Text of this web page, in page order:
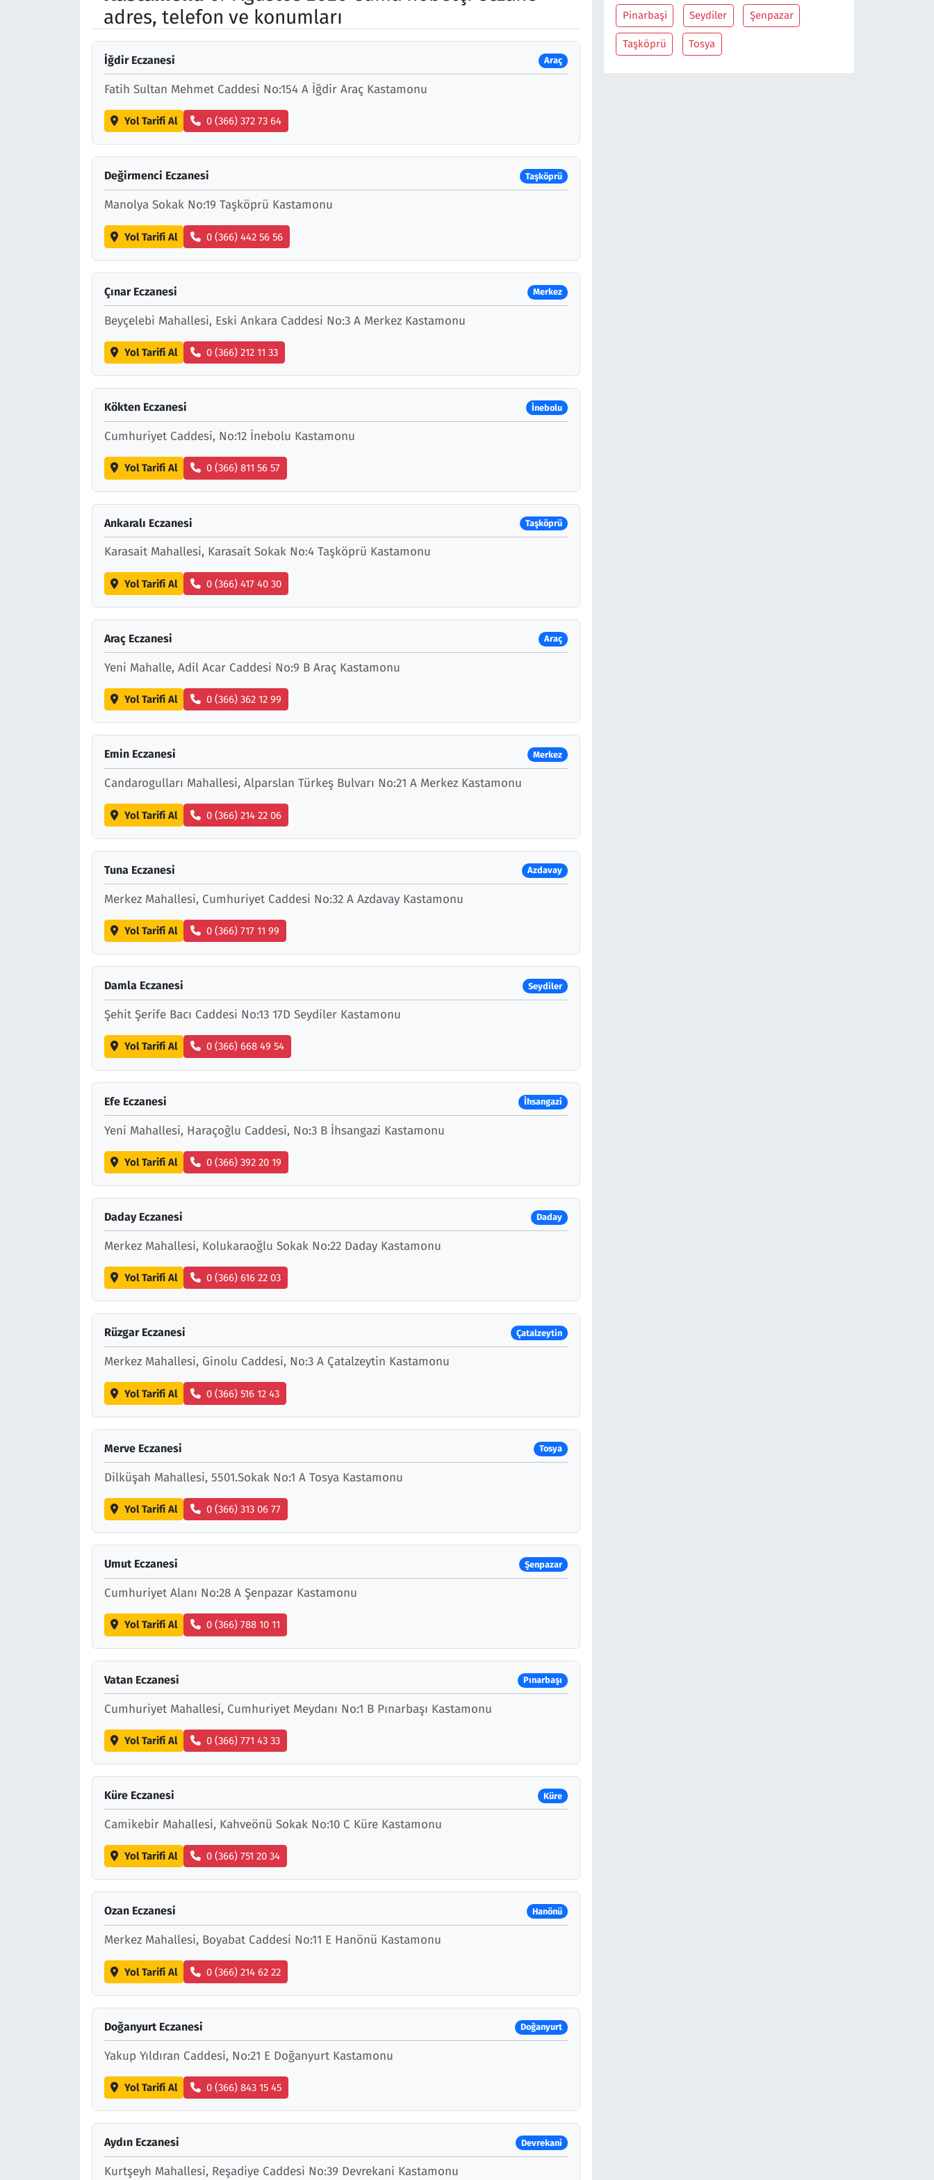
adres, telefon ve konumları
İğdir Eczanesi Araç
Fatih Sultan Mehmet Caddesi No:154 A İğdir Araç Kastamonu
Yol Tarifi Al 0 (366) 372 73 64
Değirmenci Eczanesi Taşköprü
Manolya Sokak No:19 Taşköprü Kastamonu
Yol Tarifi Al 0 (366) 442 56 56
Çınar Eczanesi Merkez
Beyçelebi Mahallesi, Eski Ankara Caddesi No:3 A Merkez Kastamonu
Yol Tarifi Al 0 (366) 212 11 33
Kökten Eczanesi İnebolu
Cumhuriyet Caddesi, No:12 İnebolu Kastamonu
Yol Tarifi Al 0 (366) 811 56 57
Ankaralı Eczanesi Taşköprü
Karasait Mahallesi, Karasait Sokak No:4 Taşköprü Kastamonu
Yol Tarifi Al 0 (366) 417 40 30
Araç Eczanesi Araç
Yeni Mahalle, Adil Acar Caddesi No:9 B Araç Kastamonu
Yol Tarifi Al 0 (366) 362 12 99
Emin Eczanesi Merkez
Candarogulları Mahallesi, Alparslan Türkeş Bulvarı No:21 A Merkez Kastamonu
Yol Tarifi Al 0 (366) 214 22 06
Tuna Eczanesi Azdavay
Merkez Mahallesi, Cumhuriyet Caddesi No:32 A Azdavay Kastamonu
Yol Tarifi Al 0 (366) 717 11 99
Damla Eczanesi Seydiler
Şehit Şerife Bacı Caddesi No:13 17D Seydiler Kastamonu
Yol Tarifi Al 0 (366) 668 49 54
Efe Eczanesi İhsangazi
Yeni Mahallesi, Haraçoğlu Caddesi, No:3 B İhsangazi Kastamonu
Yol Tarifi Al 0 (366) 392 20 19
Daday Eczanesi Daday
Merkez Mahallesi, Kolukaraoğlu Sokak No:22 Daday Kastamonu
Yol Tarifi Al 0 (366) 616 22 03
Rüzgar Eczanesi Çatalzeytin
Merkez Mahallesi, Ginolu Caddesi, No:3 A Çatalzeytin Kastamonu
Yol Tarifi Al 0 (366) 516 12 43
Merve Eczanesi Tosya
Dilküşah Mahallesi, 5501.Sokak No:1 A Tosya Kastamonu
Yol Tarifi Al 0 (366) 313 06 77
Umut Eczanesi Şenpazar
Cumhuriyet Alanı No:28 A Şenpazar Kastamonu
Yol Tarifi Al 0 (366) 788 10 11
Vatan Eczanesi Pınarbaşı
Cumhuriyet Mahallesi, Cumhuriyet Meydanı No:1 B Pınarbaşı Kastamonu
Yol Tarifi Al 0 (366) 771 43 33
Küre Eczanesi Küre
Camikebir Mahallesi, Kahveönü Sokak No:10 C Küre Kastamonu
Yol Tarifi Al 0 (366) 751 20 34
Ozan Eczanesi Hanönü
Merkez Mahallesi, Boyabat Caddesi No:11 E Hanönü Kastamonu
Yol Tarifi Al 0 (366) 214 62 22
Doğanyurt Eczanesi Doğanyurt
Yakup Yıldıran Caddesi, No:21 E Doğanyurt Kastamonu
Yol Tarifi Al 0 (366) 843 15 45
Aydın Eczanesi Devrekani
Kurtşeyh Mahallesi, Reşadiye Caddesi No:39 Devrekani Kastamonu
Pinarbaşi Seydiler Şenpazar
Taşköprü Tosya
Çevre & Doğa